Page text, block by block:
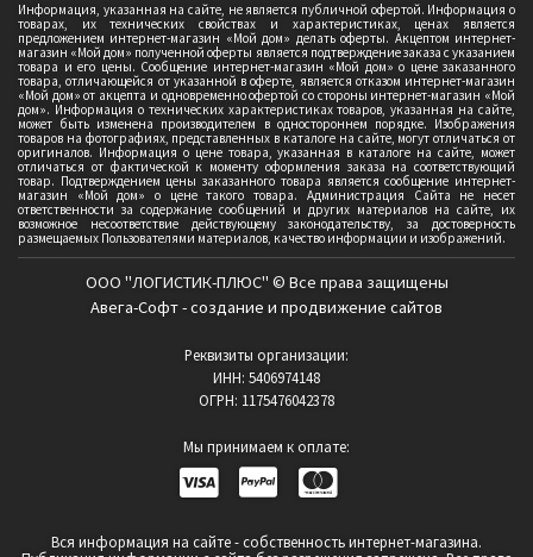
Информация, указанная на сайте, не является публичной офертой. Информация о
товарах, их технических свойствах и характеристиках, ценах является
предложением интернет-магазин «Мой дом» делать оферты. Акцептом интернет-
магазин «Мой дом» полученной оферты является подтверждение заказа с указанием
товара и его цены. Сообщение интернет-магазин «Мой дом» о цене заказанного
товара, отличающейся от указанной в оферте, является отказом интернет-магазин
«Мой дом» от акцепта и одновременно офертой со стороны интернет-магазин «Мой
дом». Информация о технических характеристиках товаров, указанная на сайте,
может быть изменена производителем в одностороннем порядке. Изображения
товаров на фотографиях, представленных в каталоге на сайте, могут отличаться от
оригиналов. Информация о цене товара, указанная в каталоге на сайте, может
отличаться от фактической к моменту оформления заказа на соответствующий
товар. Подтверждением цены заказанного товара является сообщение интернет-
магазин «Мой дом» о цене такого товара. Администрация Сайта не несет
ответственности за содержание сообщений и других материалов на сайте, их
возможное несоответствие действующему законодательству, за достоверность
размещаемых Пользователями материалов, качество информации и изображений.
ООО "ЛОГИСТИК-ПЛЮС" © Все права защищены
Авега-Софт - создание и продвижение сайтов
Реквизиты организации:
ИНН: 5406974148
ОГРН: 1175476042378
Мы принимаем к оплате:
Вся информация на сайте - собственность интернет-магазина.